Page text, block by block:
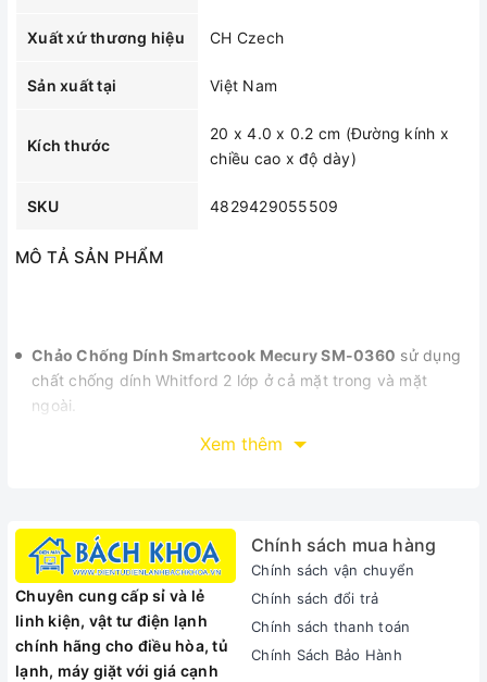
Xuất xứ thương hiệu CH Czech
Sản xuất tại Việt Nam
Kích thước
20 x 4.0 x 0.2 cm (Đường kính x
chiều cao x độ dày)
SKU 4829429055509
MÔ TẢ SẢN PHẨM
Chảo Chống Dính Smartcook Mecury SM-0360 sử dụng
chất chống dính Whitford 2 lớp ở cả mặt trong và mặt
ngoài.
thức ăn không bị bám dính vào lòng chảo khi sử dụng nấu
mày xanh ngọc sang trọng, trẻ trung.
Viền chảo được bo rất vững chắc và không bị bóp méo
trong quá trình sử dụng.
Đáy chống trượt
Sản phẩm dùng tốt trên bếp điện, bếp hồng ngoại,
halogen, ga.
Xem thêm
Chuyên cung cấp sỉ và lẻ
linh kiện, vật tư điện lạnh
chính hãng cho điều hòa, tủ
lạnh, máy giặt với giá cạnh
Chính sách mua hàng
Chính sách vận chuyển
Chính sách đổi trả
Chính sách thanh toán
Chính Sách Bảo Hành